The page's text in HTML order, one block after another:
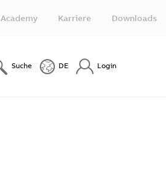
Academy Karriere Downloads
Suche DE Login